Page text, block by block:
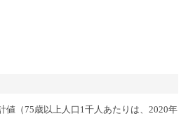
値（75歳以上人口1千人あたりは、2020年